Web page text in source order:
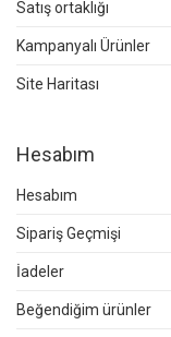
Satış ortaklığı
Kampanyalı Ürünler
Site Haritası
Hesabım
Hesabım
Sipariş Geçmişi
İadeler
Beğendiğim ürünler